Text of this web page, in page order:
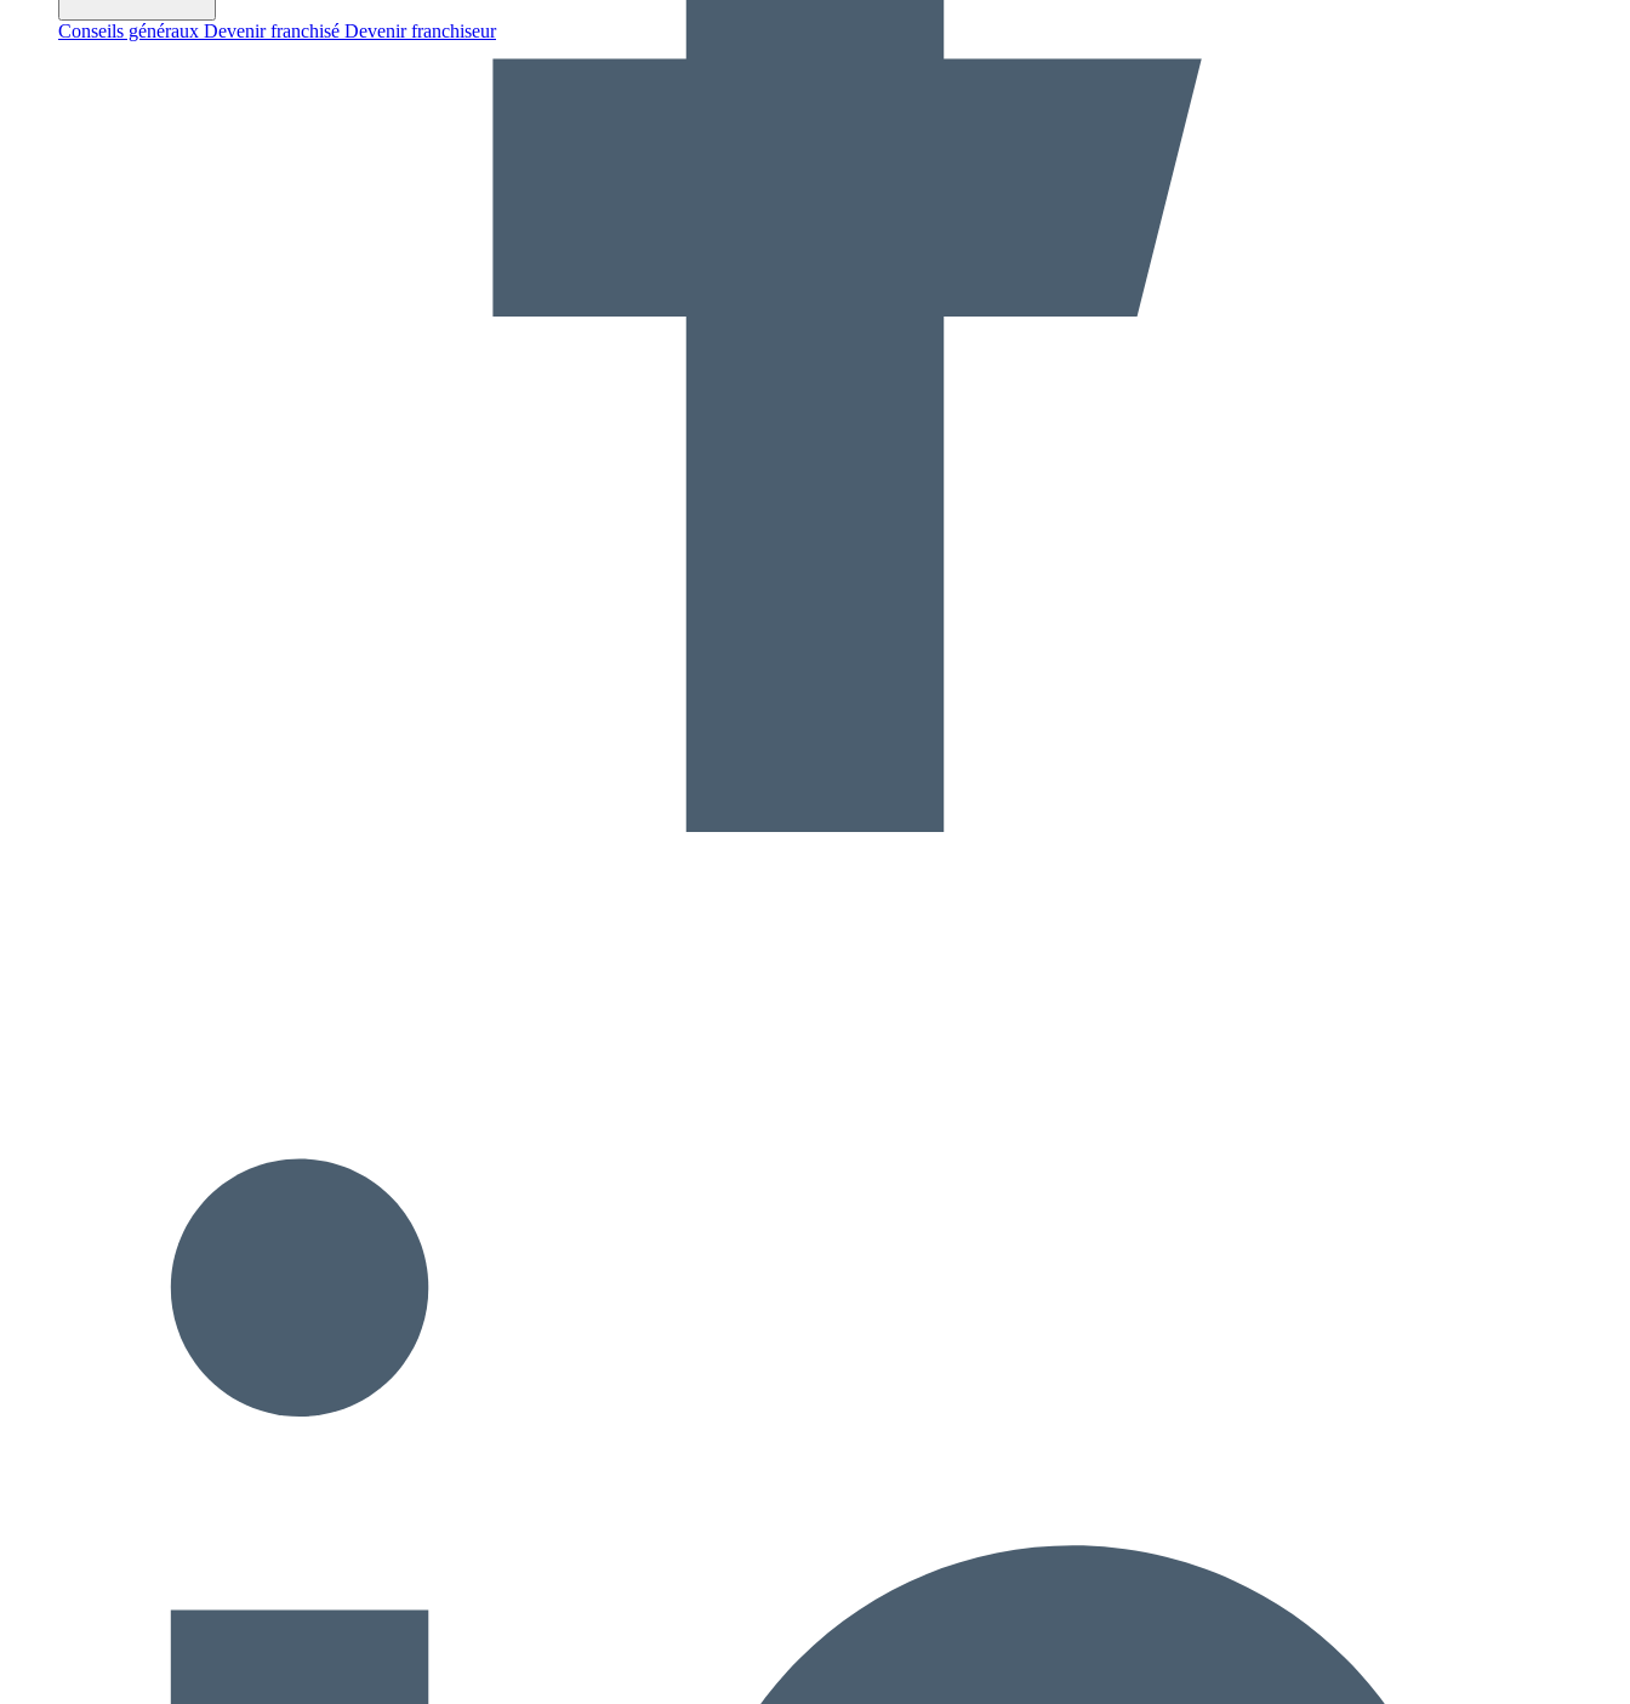
Conseils généraux Devenir franchisé Devenir franchiseur